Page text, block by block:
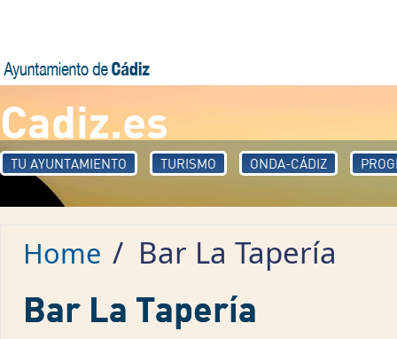
Cadiz.es
TU AYUNTAMIENTO TURISMO ONDA-CÁDIZ
Home / Bar La Tapería
Bar La Tapería